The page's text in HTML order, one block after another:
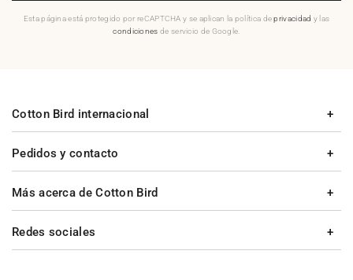
Esta página está protegido por reCAPTCHA y se aplican la política deprivacidad y las
condiciones de servicio de Google.
Pedidos y contacto
Más acerca de Cotton Bird
Cotton Bird internacional
Redes sociales